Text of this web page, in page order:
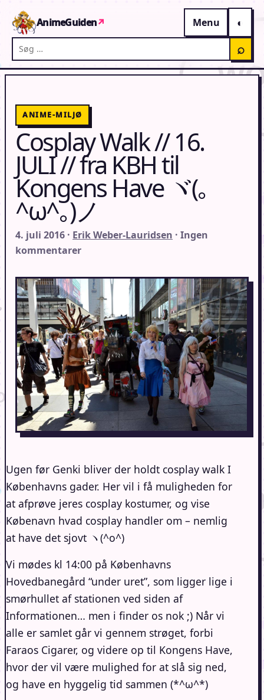
AnimeGuiden↗
Menu
Søg på AnimeGuiden
⌕
ANIME-MILJØ
Cosplay Walk // 16.
JULI // fra KBH til
Kongens Have ヾ(｡
^ω^｡)ノ
4. juli 2016 · Erik Weber-Lauridsen · Ingen
kommentarer
Ugen før Genki bliver der holdt cosplay walk I
Københavns gader. Her vil i få muligheden for
at afprøve jeres cosplay kostumer, og vise
Købenavn hvad cosplay handler om – nemlig
at have det sjovt ヽ(^o^)
Vi mødes kl 14:00 på Københavns
Hovedbanegård “under uret”, som ligger lige i
smørhullet af stationen ved siden af
Informationen… men i finder os nok ;) Når vi
alle er samlet går vi gennem strøget, forbi
Faraos Cigarer, og videre op til Kongens Have,
hvor der vil være mulighed for at slå sig ned,
og have en hyggelig tid sammen (*^ω^*)